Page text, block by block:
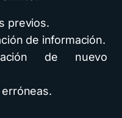
previos.
de información.
de nuevo